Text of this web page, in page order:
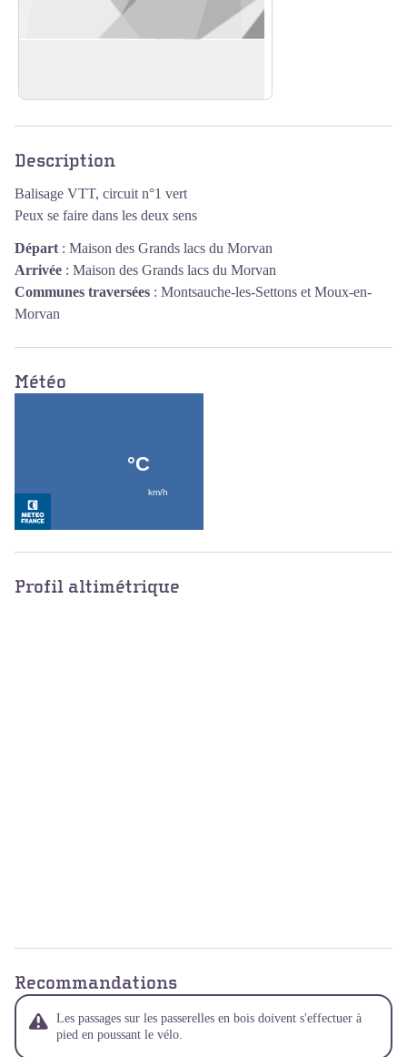
Voir l'image en plein écran
Description
Balisage VTT, circuit n°1 vert
Peux se faire dans les deux sens
Départ : Maison des Grands lacs du Morvan
Arrivée : Maison des Grands lacs du Morvan
Communes traversées : Montsauche-les-Settons et Moux-en-
Morvan
Météo
Profil altimétrique
Recommandations
Les passages sur les passerelles en bois doivent s'effectuer à
pied en poussant le vélo.